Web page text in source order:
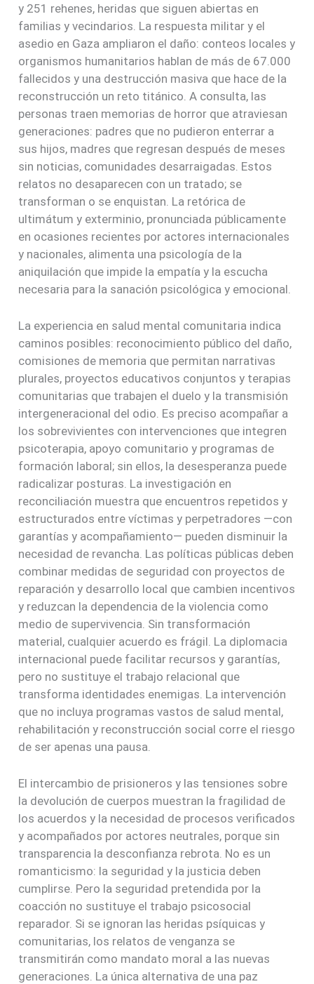
y 251 rehenes, heridas que siguen abiertas en
familias y vecindarios. La respuesta militar y el
asedio en Gaza ampliaron el daño: conteos locales y
organismos humanitarios hablan de más de 67.000
fallecidos y una destrucción masiva que hace de la
reconstrucción un reto titánico. A consulta, las
personas traen memorias de horror que atraviesan
generaciones: padres que no pudieron enterrar a
sus hijos, madres que regresan después de meses
sin noticias, comunidades desarraigadas. Estos
relatos no desaparecen con un tratado; se
transforman o se enquistan. La retórica de
ultimátum y exterminio, pronunciada públicamente
en ocasiones recientes por actores internacionales
y nacionales, alimenta una psicología de la
aniquilación que impide la empatía y la escucha
necesaria para la sanación psicológica y emocional.
La experiencia en salud mental comunitaria indica
caminos posibles: reconocimiento público del daño,
comisiones de memoria que permitan narrativas
plurales, proyectos educativos conjuntos y terapias
comunitarias que trabajen el duelo y la transmisión
intergeneracional del odio. Es preciso acompañar a
los sobrevivientes con intervenciones que integren
psicoterapia, apoyo comunitario y programas de
formación laboral; sin ellos, la desesperanza puede
radicalizar posturas. La investigación en
reconciliación muestra que encuentros repetidos y
estructurados entre víctimas y perpetradores —con
garantías y acompañamiento— pueden disminuir la
necesidad de revancha. Las políticas públicas deben
combinar medidas de seguridad con proyectos de
reparación y desarrollo local que cambien incentivos
y reduzcan la dependencia de la violencia como
medio de supervivencia. Sin transformación
material, cualquier acuerdo es frágil. La diplomacia
internacional puede facilitar recursos y garantías,
pero no sustituye el trabajo relacional que
transforma identidades enemigas. La intervención
que no incluya programas vastos de salud mental,
rehabilitación y reconstrucción social corre el riesgo
de ser apenas una pausa.
El intercambio de prisioneros y las tensiones sobre
la devolución de cuerpos muestran la fragilidad de
los acuerdos y la necesidad de procesos verificados
y acompañados por actores neutrales, porque sin
transparencia la desconfianza rebrota. No es un
romanticismo: la seguridad y la justicia deben
cumplirse. Pero la seguridad pretendida por la
coacción no sustituye el trabajo psicosocial
reparador. Si se ignoran las heridas psíquicas y
comunitarias, los relatos de venganza se
transmitirán como mandato moral a las nuevas
generaciones. La única alternativa de una paz